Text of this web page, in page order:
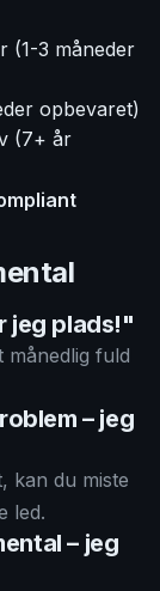
(1-3 måneder
opbevaret)
(7+ år
jeg plads!"
månedlig fuld
– jeg
kan du miste
led.
– jeg